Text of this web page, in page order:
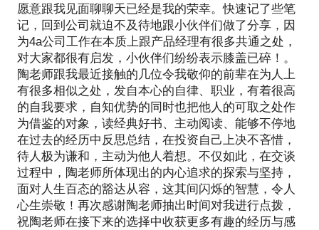
愿意跟我见面聊聊天已经是我的荣幸。快速记了些笔
记，回到公司就迫不及待地跟小伙伴们做了分享，因
为4a公司工作在本质上跟产品经理有很多共通之处，
对大家都很有启发，小伙伴们纷纷表示膝盖已碎！。
陶老师跟我最近接触的几位令我敬仰的前辈在为人上
有很多相似之处，发自本心的自律、职业，有着很高
的自我要求，自知优势的同时也把他人的可取之处作
为借鉴的对象，读经典好书、主动阅读、能够不停地
在过去的经历中反思总结，在投资自己上决不吝惜，
待人极为谦和，主动为他人着想。不仅如此，在交谈
过程中，陶老师所体现出的内心追求的探索与坚持，
面对人生百态的豁达从容，这其间闪烁的智慧，令人
心生崇敬！再次感谢陶老师抽出时间对我进行点拨，
祝陶老师在接下来的选择中收获更多有趣的经历与感